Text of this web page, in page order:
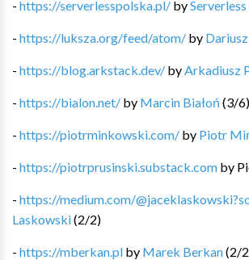
- https://serverlesspolska.pl/ by
- https://luksza.org/feed/atom/ by
- https://blog.arkstack.dev/ by Arkadiusz
- https://bialon.net/ by Marcin Białoń (3/6)
- https://piotrminkowski.com/ by Piotr
- https://piotrprusinski.substack.com by
- https://medium.com/
Laskowski(2/2)
- https://mberkan.pl by Marek Berkan(2/2